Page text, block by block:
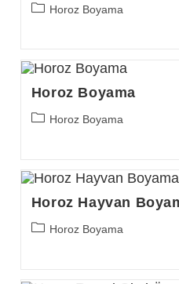
PostHoroz Boyama
Horoz Boyama
PostHoroz Boyama
Horoz Hayvan
PostHoroz Boyama